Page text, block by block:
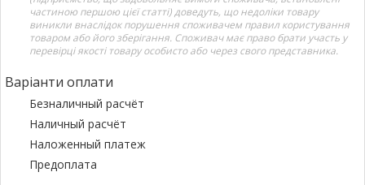
частиною першою цієї статті) доведуть, що недоліки товару
виникли внаслідок порушення споживачем правил користування
товаром або його зберігання. Споживач має право брати участь у
перевірці якості товару особисто або через свого представника.
Варіанти оплати
Безналичный расчёт
Наличный расчёт
Наложенный платеж
Предоплата